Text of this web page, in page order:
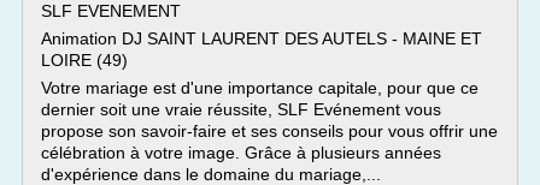
SLF EVENEMENT
Animation DJ SAINT LAURENT DES AUTELS - MAINE ET
LOIRE (49)
Votre mariage est d'une importance capitale, pour que ce
dernier soit une vraie réussite, SLF Evénement vous
propose son savoir-faire et ses conseils pour vous offrir une
célébration à votre image. Grâce à plusieurs années
d'expérience dans le domaine du mariage,...